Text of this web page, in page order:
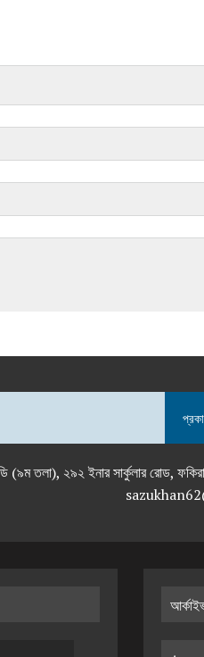
স্যুইট: ৮ডি (৯ম তলা), ২৯২ ইনার